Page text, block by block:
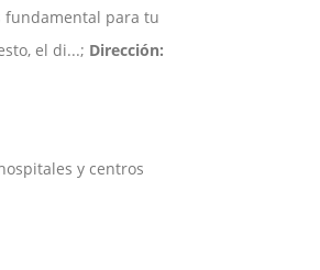
fundamental para tu
el di...; Dirección:
y centros